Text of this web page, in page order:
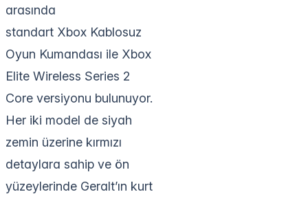
arasında
standart Xbox Kablosuz
Oyun Kumandası ile Xbox
Elite Wireless Series 2
Core versiyonu bulunuyor.
Her iki model de siyah
zemin üzerine kırmızı
detaylara sahip ve ön
yüzeylerinde Geralt’ın kurt